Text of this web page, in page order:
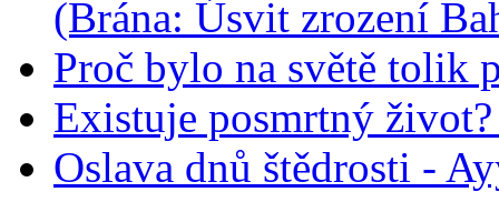
(Brána: Úsvit zrození
Proč bylo na světě tolik
Existuje posmrtný
Oslava dnů štědrosti -